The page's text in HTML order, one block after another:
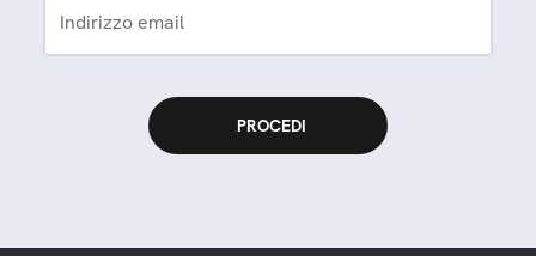
Indirizzo email